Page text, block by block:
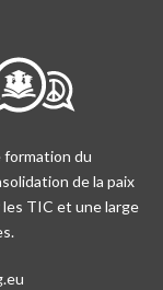
formation du
de la paix
les TIC et une large